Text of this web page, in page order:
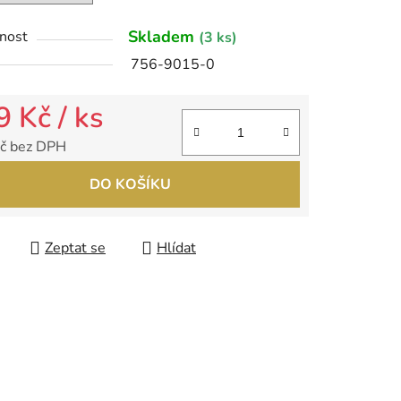
Skladem (3 ks)
756-9015-0
Kč/ ks
bez DPH
DO KOŠÍKU
Zeptat se Hlídat